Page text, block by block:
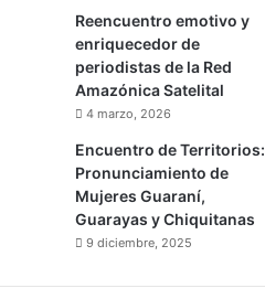
Reencuentro emotivo y
enriquecedor de
periodistas de la Red
Amazónica Satelital
4 marzo, 2026
Encuentro de Territorios:
Pronunciamiento de
Mujeres Guaraní,
Guarayas y Chiquitanas
9 diciembre, 2025